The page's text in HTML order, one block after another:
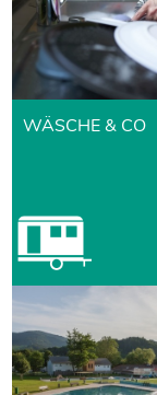
WÄSCHE & CO